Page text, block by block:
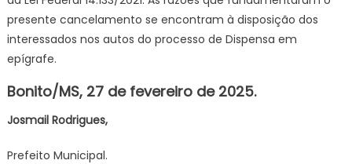
presente cancelamento se encontram à disposição dos
interessados nos autos do processo de Dispensa em
epígrafe.
Bonito/MS, 27de fevereirode 2025.
Josmail Rodrigues,
Prefeito Municipal.